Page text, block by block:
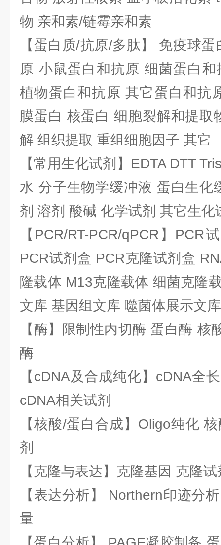
物 亲和素/链霉亲和素
【蛋白质/抗原/多肽】 免疫球
原 小鼠蛋白和抗原 细菌蛋白
植物蛋白和抗原 其它蛋白和抗
膜蛋白 核蛋白 细胞裂解和提取
解 组织提取 重组细胞因子 其它
【常用生化试剂】EDTA DTT
水 分子生物学缓冲液 蛋白生化
剂 溶剂 酸碱 化学试剂 其它生化
【PCR/RT-PCR/qPCR】PCR
PCR试剂盒 PCR克隆试剂盒
隆载体 M13克隆载体 细菌克隆
文库 基因组文库 噬菌体展示文库
【酶】限制性内切酶 蛋白酶 核
酶
【cDNA及合成纯化】cDNA全
cDNA相关试剂
【核酸/蛋白合成】Oligo纯化
剂
【克隆与表达】克隆基因 克隆
【表达分析】 Northern印迹分
量